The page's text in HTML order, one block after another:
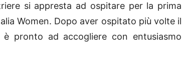
si appresta ad ospitare per la prima
Women. Dopo aver ospitato più volte il
pronto ad accogliere con entusiasmo